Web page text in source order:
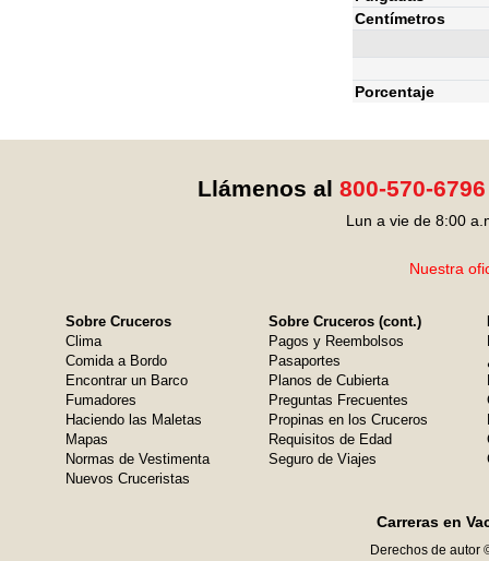
Centímetros
Porcentaje
Llámenos al 800-570-6796
Lun a vie de 8:00
Nuestra
Sobre Cruceros
Clima
Comida a Bordo
Encontrar un Barco
Fumadores
Haciendo las Maletas
Mapas
Normas de Vestimenta
Nuevos Cruceristas
Sobre Cruceros (cont.)
Pagos y Reembolsos
Pasaportes
Planos de Cubierta
Preguntas Frecuentes
Propinas en los Cruceros
Requisitos de Edad
Seguro de Viajes
Carreras en
Derechos de autor